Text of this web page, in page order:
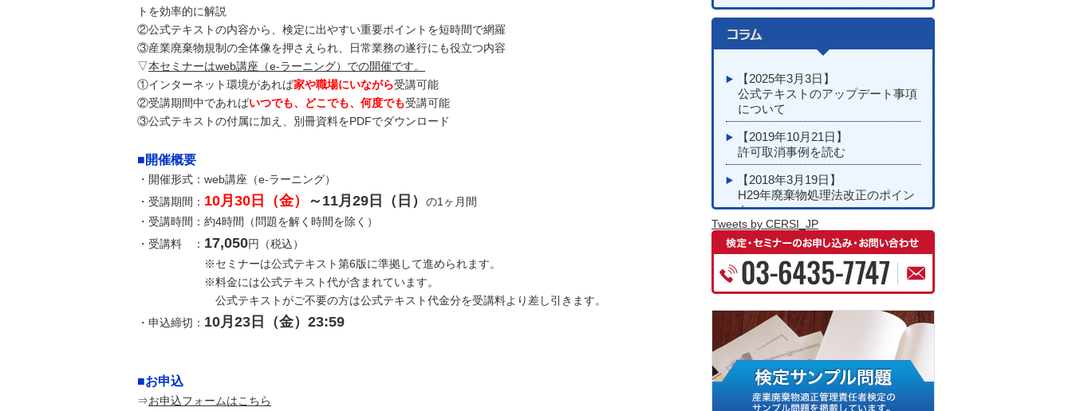
トを効率的に解説
②公式テキストの内容から、検定に出やすい重要ポイントを短時間で網羅
③産業廃棄物規制の全体像を押さえられ、日常業務の遂行にも役立つ内容
▽本セミナーはweb講座（e-ラーニング）での開催です。
①インターネット環境があれば家や職場にいながら受講可能
②受講期間中であればいつでも、どこでも、何度でも受講可能
③公式テキストの付属に加え、別冊資料をPDFでダウンロード
■開催概要
・開催形式：web講座（e-ラーニング）
・受講期間： 10月30日（金） ～11月29日（日）
の1ヶ月間
・受講時間：約4時間（問題を解く時間を除く）
・受講料 ： 17,050円（税込）
※セミナーは公式テキスト第6版に準拠して進められます。
※料金には公式テキスト代が含まれています。
公式テキストがご不要の方は公式テキスト代金分を受講料より差し引きます。
・申込締切： 10月23日（金）23:59
■お申込
⇒お申込フォームはこちら
【2025年3月3日】
公式テキストのアップデート事項
について
【2019年10月21日】
許可取消事例を読む
【2018年3月19日】
H29年廃棄物処理法改正のポイン
ト
Tweets by CERSI_JP